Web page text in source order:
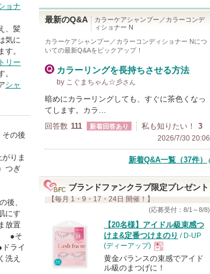
ョナ
、髪
気に
。
トリー
。
シャ
その後
りま
つぎ
後、
にす
放置
●そ
ライ
洗え
最新のQ&A
カラーケアシャンプー／カラーコンデ
ィショナー N
カラーケアシャンプー／カラーコンディショナー Nにつ
いての最新Q&Aをピックアップ！
カラーリングを長持ちさせる方法
by こぐまちゃん☆彡さん
暗めにカラーリングしても、すぐに茶色くなっ
てします。カラ…
回答数 111 新着回答あり 私も知りたい！ 3
2026/7/30 20:06
新着Q&A一覧（37件）
ブランドファンクラブ限定プレゼント
【毎月 1・9・17・24日 開催！】
(応募受付：8/1～8/8)
【20名様】アイドル級束感つ
けま&定番つけまのり / D-UP
(ディーアップ)
現
黄金バランスの束感でアイド
ル級のまつげに！